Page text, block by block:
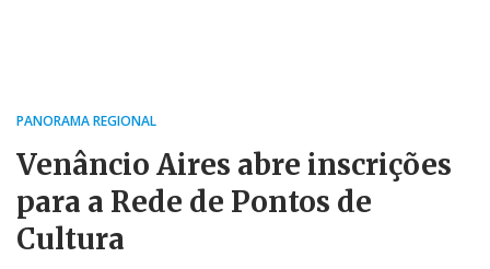
PANORAMA REGIONAL
Venâncio Aires abre inscrições
para a Rede de Pontos de
Cultura